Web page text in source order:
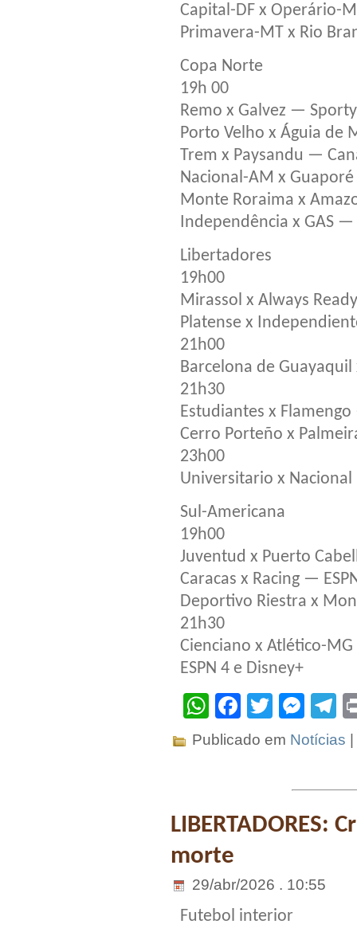
Capital-DF x Operário-
Primavera-MT x Rio
Copa Norte
19h 00
Remo x Galvez —
Porto Velho x Águia de
Trem x Paysandu —
Nacional-AM x
Monte Roraima x
Independência x GAS
Libertadores
19h00
Mirassol x Always
Platense x
21h00
Barcelona de
21h30
Estudiantes x
Cerro Porteño x
23h00
Universitario x
Sul-Americana
19h00
Juventud x Puerto
Caracas x Racing —
Deportivo Riestra x
21h30
Cienciano x Atlético-
ESPN 4 e Disney+
WhatsApp
Facebook
Twitter
Publicado em Notícias |
LIBERTADORES:
morte
29/abr/2026 . 10:55
Futebol interior